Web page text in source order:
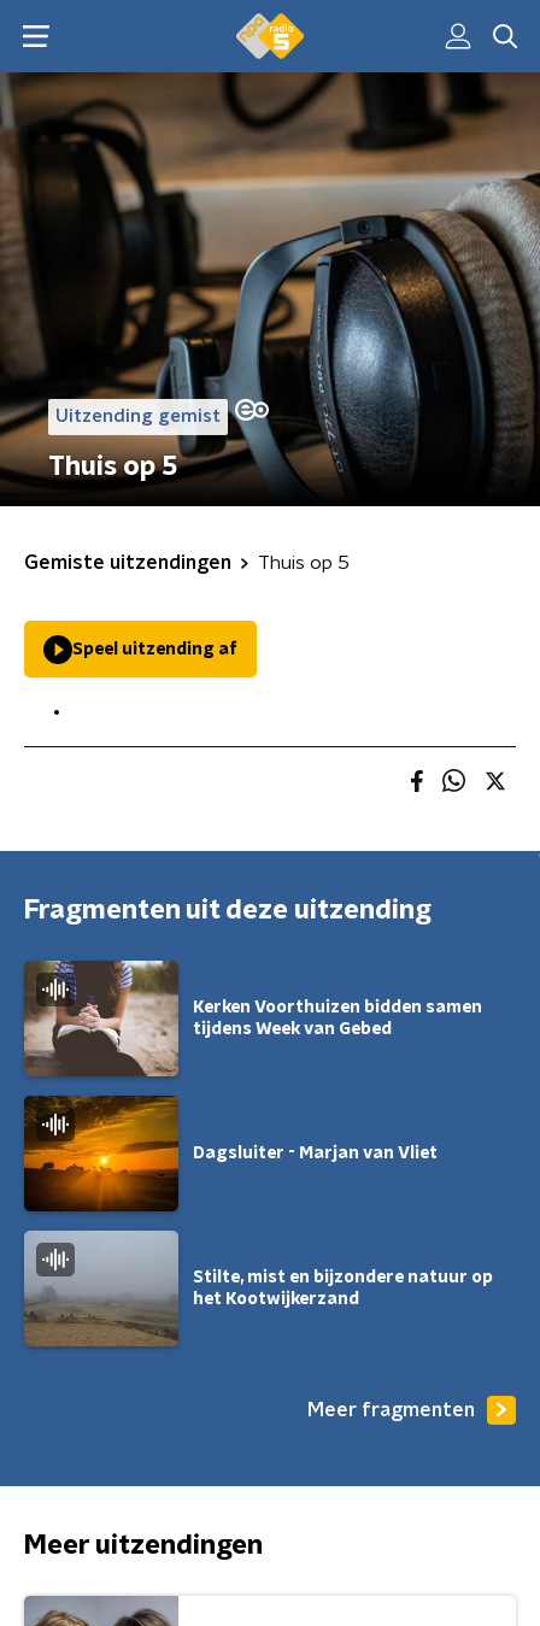
Uitzending gemist
Thuis op 5
Gemiste uitzendingen Thuis op 5
Speel uitzending af
Fragmenten uit deze uitzending
Kerken Voorthuizen bidden samen
tijdens Week van Gebed
Dagsluiter - Marjan van Vliet
Stilte, mist en bijzondere natuur op
het Kootwijkerzand
Meer fragmenten
Meer uitzendingen